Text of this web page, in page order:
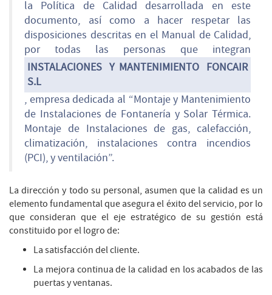
la Política de Calidad desarrollada en este
documento, así como a hacer respetar las
disposiciones descritas en el Manual de Calidad,
por todas las personas que integran
INSTALACIONES Y MANTENIMIENTO FONCAIR
S.L
, empresa dedicada al “Montaje y Mantenimiento
de Instalaciones de Fontanería y Solar Térmica.
Montaje de Instalaciones de gas, calefacción,
climatización, instalaciones contra incendios
(PCI), y ventilación”.
La dirección y todo su personal, asumen que la calidad es un
elemento fundamental que asegura el éxito del servicio, por lo
que consideran que el eje estratégico de su gestión está
constituido por el logro de:
La satisfacción del cliente.
La mejora continua de la calidad en los acabados de las
puertas y ventanas.